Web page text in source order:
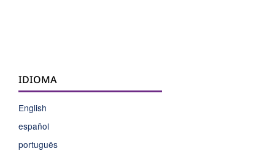
IDIOMA
English
español
português